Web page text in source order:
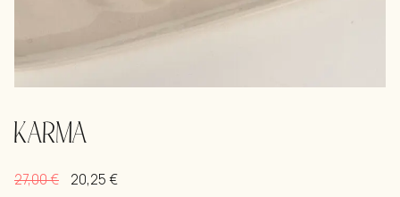
KARMA
27,00€ 20,25€